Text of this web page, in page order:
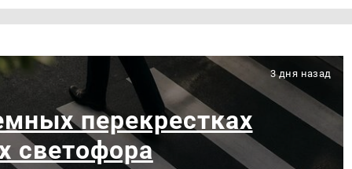
3 дня назад
перекрестках
светофора